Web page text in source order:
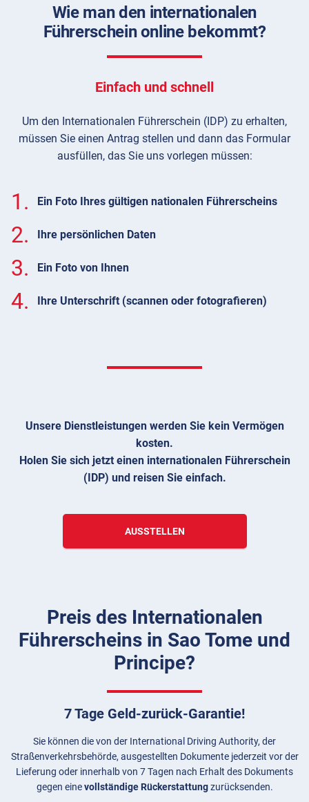
Wie man den internationalen
Führerschein online bekommt?
Einfach und schnell
Um den Internationalen Führerschein (IDP) zu erhalten,
müssen Sie einen Antrag stellen und dann das Formular
ausfüllen, das Sie uns vorlegen müssen:
1. Ein Foto Ihres gültigen nationalen Führerscheins
2. Ihre persönlichen Daten
3. Ein Foto von Ihnen
4. Ihre Unterschrift (scannen oder fotografieren)
Unsere Dienstleistungen werden Sie kein Vermögen
kosten.
Holen Sie sich jetzt einen internationalen Führerschein
(IDP) und reisen Sie einfach.
AUSSTELLEN
Preis des Internationalen
Führerscheins in Sao Tome und
Principe?
7 Tage Geld-zurück-Garantie!
Sie können die von der International Driving Authority, der
Straßenverkehrsbehörde, ausgestellten Dokumente jederzeit vor der
Lieferung oder innerhalb von 7 Tagen nach Erhalt des Dokuments
gegen einevollständige Rückerstattungzurücksenden.